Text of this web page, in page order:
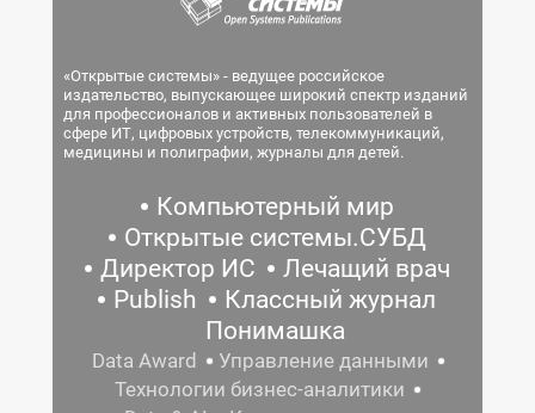
«Открытые системы» - ведущее российское
издательство, выпускающее широкий спектр изданий
для профессионалов и активных пользователей в
сфере ИТ, цифровых устройств, телекоммуникаций,
медицины и полиграфии, журналы для детей.
Компьютерный мир
Открытые системы.СУБД
Директор ИС
Лечащий врач
Publish
Классный журнал
Понимашка
Data Award
Управление данными
Технологии бизнес-аналитики